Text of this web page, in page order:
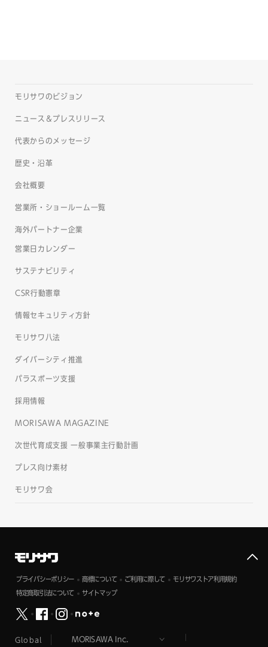
モリサワのビジョン
ニュース＆プレスリリース
代表からのメッセージ
歴史・沿革
会社概要
営業所・ショールーム一覧
海外パートナー企業
営業日カレンダー
サステナビリティ
CSR行動憲章
情報セキュリティ方針
モリサワ八法
ダイバーシティ推進
パラスポーツ支援
採用情報
MORISAWA MAGAZINE
次世代育成支援 一般事業主行動計画
プレス向け素材
モリサワ会
プライバシーポリシー 商標について ご利用に際して モリサワストア利用規約
特定商取引法について サイトマップ
Global